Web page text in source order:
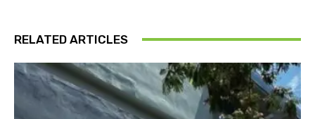
RELATED ARTICLES